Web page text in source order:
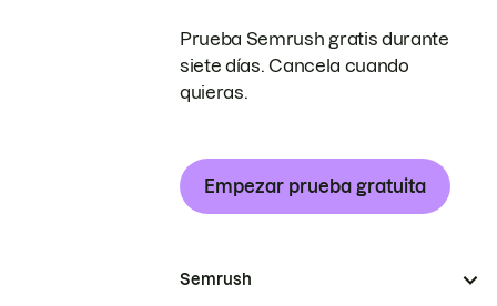
Prueba Semrush gratis durante
siete días. Cancela cuando
quieras.
Empezar prueba gratuita
Semrush